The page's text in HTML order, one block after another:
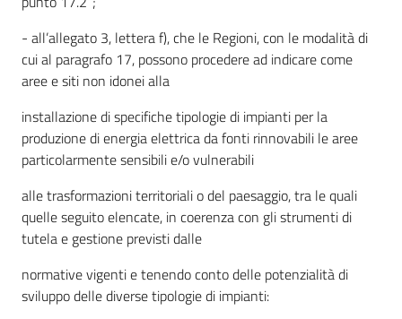
- all’allegato 3, lettera f), che le Regioni, con le modalità di
cui al paragrafo 17, possono procedere ad indicare come
aree e siti non idonei alla
installazione di specifiche tipologie di impianti per la
produzione di energia elettrica da fonti rinnovabili le aree
particolarmente sensibili e/o vulnerabili
alle trasformazioni territoriali o del paesaggio, tra le quali
quelle seguito elencate, in coerenza con gli strumenti di
tutela e gestione previsti dalle
normative vigenti e tenendo conto delle potenzialità di
sviluppo delle diverse tipologie di impianti: